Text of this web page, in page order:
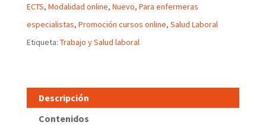
ECTS, Modalidad online, Nuevo, Para enfermeras
especialistas, Promoción cursos online, Salud Laboral
Etiqueta: Trabajo y Salud laboral
Descripción
Contenidos